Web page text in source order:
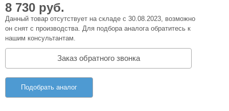
8 730 руб.
Данный товар отсутствует на складе с 30.08.2023, возможно
он снят с производства. Для подбора аналога обратитесь к
нашим консультантам.
Заказ обратного звонка
Подобрать аналог